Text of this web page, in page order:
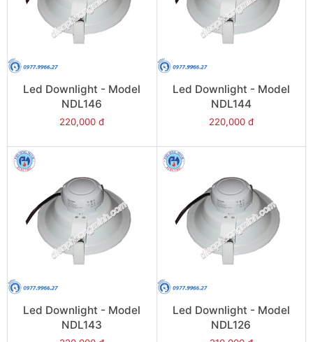
Led Downlight - Model
NDL146
220,000 đ
Led Downlight - Model
NDL144
220,000 đ
Led Downlight - Model
NDL143
Led Downlight - Model
NDL126